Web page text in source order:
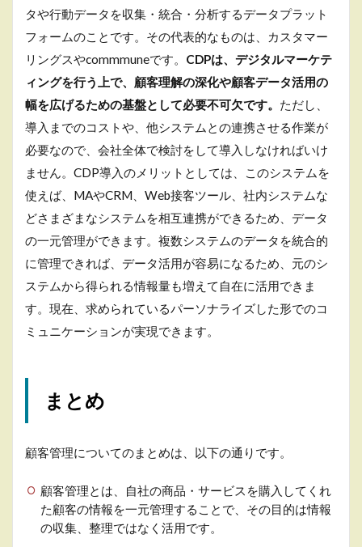
タや行動データを収集・統合・分析するデータプラット
フォームのことです。その代表的なものは、カスタマー
リングスやcommmuneです。 CDPは、デジタルマーケテ
ィングを行う上で、顧客理解の深化や顧客データ活用の
幅を広げるための基盤として必要不可欠です。 ただし、
導入までのコストや、他システムとの連携させる作業が
必要なので、会社全体で検討をして導入しなければいけ
ません。CDP導入のメリットとしては、このシステムを
使えば、MAやCRM、Web接客ツール、社内システムな
どさまざまなシステムを相互連携ができるため、データ
の一元管理ができます。複数システムのデータを統合的
に管理できれば、データ活用が容易になるため、元のシ
ステムから得られる情報量も増えて自在に活用できま
す。現在、求められているパーソナライズした形でのコ
ミュニケーションが実現できます。
まとめ
顧客管理についてのまとめは、以下の通りです。
顧客管理とは、自社の商品・サービスを購入してくれ
た顧客の情報を一元管理することで、その目的は情報
の収集、整理ではなく活用です。